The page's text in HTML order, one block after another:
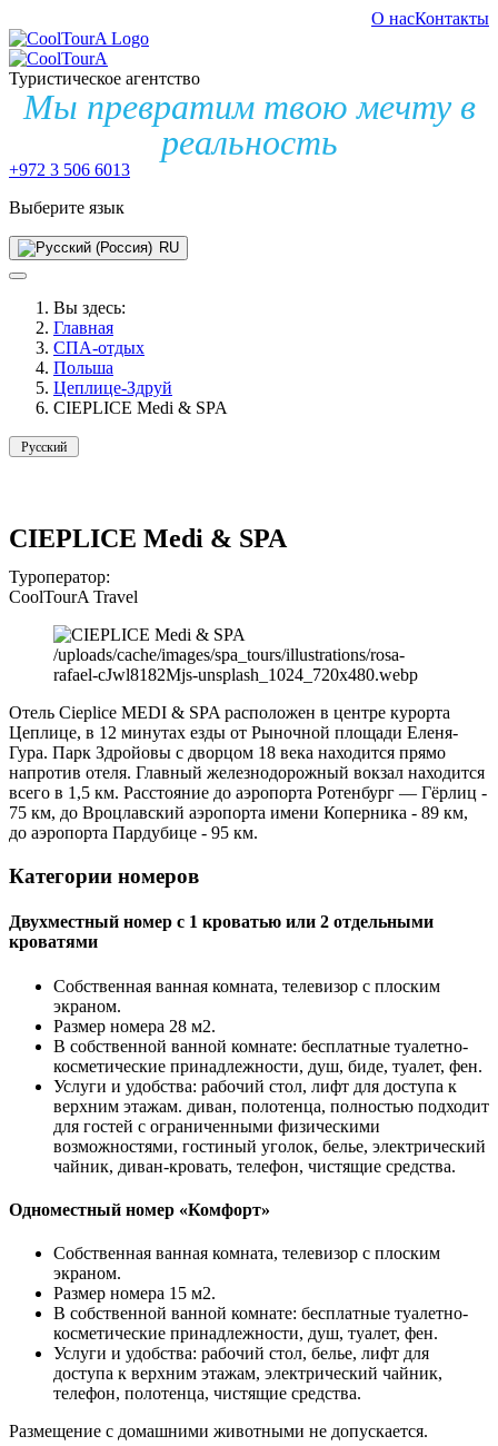
О насКонтакты
Туристическое агентство
Мы превратим твою мечту в
реальность
+972 3 506 6013
Выберите язык
RU
Вы здесь:
Главная
СПА-отдых
Польша
Цеплице-Здруй
CIEPLICE Medi & SPA
Русский
CIEPLICE Medi & SPA
Туроператор:
CoolTourA Travel
/uploads/cache/images/spa_tours/illustrations/rosa-
rafael-cJwl8182Mjs-unsplash_1024_720x480.webp
Отель Cieplice MEDI & SPA расположен в центре курорта
Цеплице, в 12 минутах езды от Рыночной площади Еленя-
Гура. Парк Здройовы с дворцом 18 века находится прямо
напротив отеля. Главный железнодорожный вокзал находится
всего в 1,5 км. Расстояние до аэропорта Ротенбург — Гёрлиц -
75 км, до Вроцлавский аэропорта имени Коперника - 89 км,
до аэропорта Пардубице - 95 км.
Категории номеров
Двухместный номер с 1 кроватью или 2 отдельными
кроватями
Собственная ванная комната, телевизор с плоским
экраном.
Размер номера 28 м2.
В собственной ванной комнате: бесплатные туалетно-
косметические принадлежности, душ, биде, туалет, фен.
Услуги и удобства: рабочий стол, лифт для доступа к
верхним этажам. диван, полотенца, полностью подходит
для гостей с ограниченными физическими
возможностями, гостиный уголок, белье, электрический
чайник, диван-кровать, телефон, чистящие средства.
Одноместный номер «Комфорт»
Собственная ванная комната, телевизор с плоским
экраном.
Размер номера 15 м2.
В собственной ванной комнате: бесплатные туалетно-
косметические принадлежности, душ, туалет, фен.
Услуги и удобства: рабочий стол, белье, лифт для
доступа к верхним этажам, электрический чайник,
телефон, полотенца, чистящие средства.
Размещение с домашними животными не допускается.